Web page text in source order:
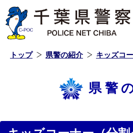
トップ 県警の紹介 キッズコ
県警